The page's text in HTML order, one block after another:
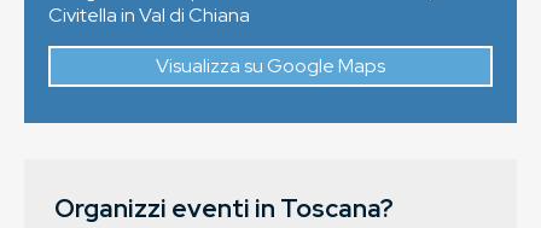
Civitella in Val di Chiana
Visualizza su Google Maps
Organizzi eventi in Toscana?